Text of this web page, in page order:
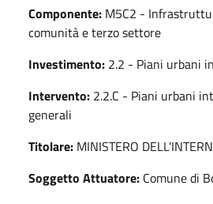
Componente: M5C2 -
comunità e terzo settore
Investimento: 2.2 - Piani urbani
Intervento: 2.2.C - Piani urbani
generali
Titolare: MINISTERO
Soggetto Attuatore: Comune di